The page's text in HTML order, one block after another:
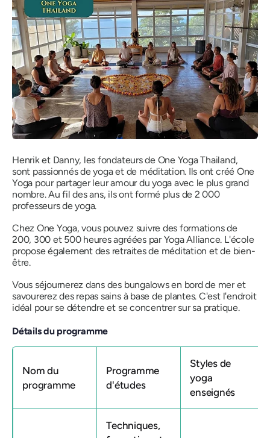
Henrik et Danny, les fondateurs de One Yoga Thailand,
sont passionnés de yoga et de méditation. Ils ont créé One
Yoga pour partager leur amour du yoga avec le plus grand
nombre. Au fil des ans, ils ont formé plus de 2 000
professeurs de yoga.
Chez One Yoga, vous pouvez suivre des formations de
200, 300 et 500 heures agréées par Yoga Alliance. L'école
propose également des retraites de méditation et de bien-
être.
Vous séjournerez dans des bungalows en bord de mer et
savourerez des repas sains à base de plantes. C'est l'endroit
idéal pour se détendre et se concentrer sur sa pratique.
Détails du programme
Nom du
programme
Programme
d'études
Styles de
yoga
enseignés
Techniques,